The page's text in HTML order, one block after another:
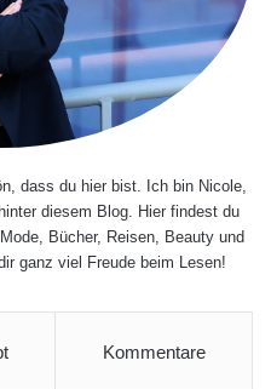
dass du hier bist. Ich bin Nicole,
diesem Blog. Hier findest du
Bücher, Reisen, Beauty und
ganz viel Freude beim Lesen!
Kommentare